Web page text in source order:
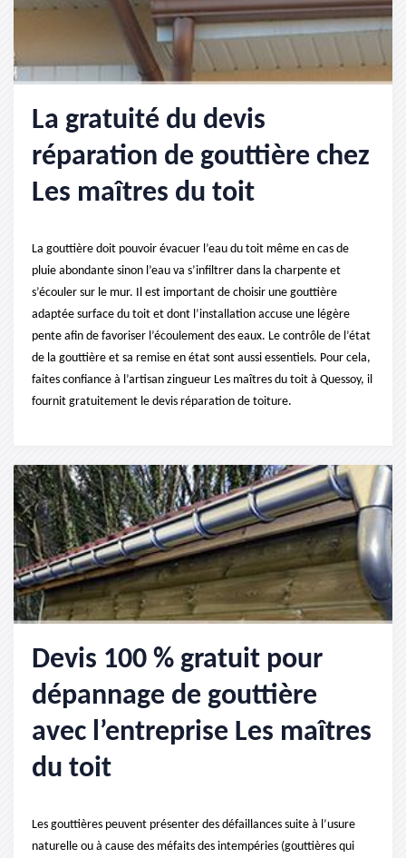
La gratuité du devis
réparation de gouttière chez
Les maîtres du toit
La gouttière doit pouvoir évacuer l’eau du toit même en cas de
pluie abondante sinon l’eau va s’infiltrer dans la charpente et
s’écouler sur le mur. Il est important de choisir une gouttière
adaptée surface du toit et dont l’installation accuse une légère
pente afin de favoriser l’écoulement des eaux. Le contrôle de l’état
de la gouttière et sa remise en état sont aussi essentiels. Pour cela,
faites confiance à l’artisan zingueur Les maîtres du toit à Quessoy, il
fournit gratuitement le devis réparation de toiture.
Devis 100 % gratuit pour
dépannage de gouttière
avec l’entreprise Les maîtres
du toit
Les gouttières peuvent présenter des défaillances suite à l’usure
naturelle ou à cause des méfaits des intempéries (gouttières qui